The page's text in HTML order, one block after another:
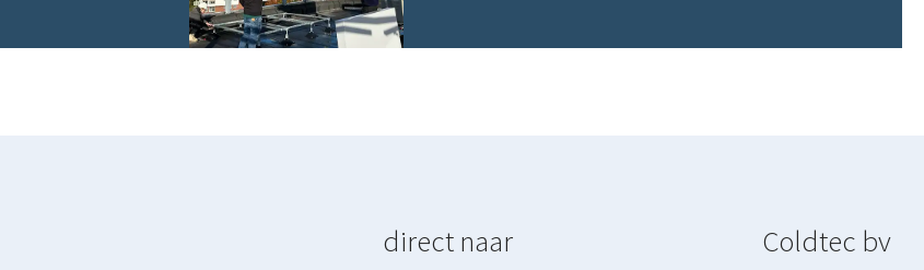
direct naar Coldtec bv